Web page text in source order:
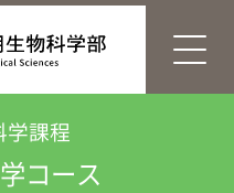
学課程
コース